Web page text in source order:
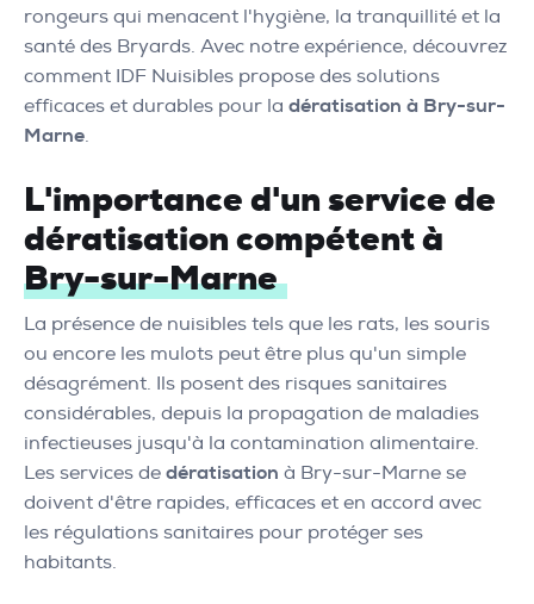
rongeurs qui menacent l'hygiène, la tranquillité et la
santé des Bryards. Avec notre expérience, découvrez
comment IDF Nuisibles propose des solutions
efficaces et durables pour la dératisation à Bry-sur-
Marne.
L'importance d'un service de
dératisation compétent à
Bry-sur-Marne
La présence de nuisibles tels que les rats, les souris
ou encore les mulots peut être plus qu'un simple
désagrément. Ils posent des risques sanitaires
considérables, depuis la propagation de maladies
infectieuses jusqu'à la contamination alimentaire.
Les services de dératisation à Bry-sur-Marne se
doivent d'être rapides, efficaces et en accord avec
les régulations sanitaires pour protéger ses
habitants.